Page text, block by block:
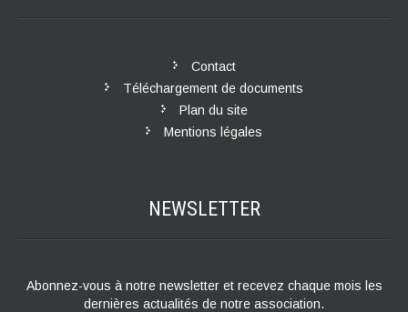
Contact
Téléchargement de documents
Plan du site
Mentions légales
NEWSLETTER
Abonnez-vous à notre newsletter et recevez chaque mois les
dernières actualités de notre association.